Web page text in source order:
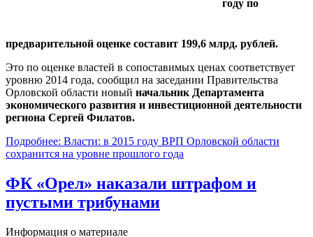
году по
предварительной оценке составит 199,6 млрд. рублей.
Это по оценке властей в сопоставимых ценах соответствует
уровню 2014 года, сообщил на заседании Правительства
Орловской области новый начальник Департамента
экономического развития и инвестиционной деятельности
региона Сергей Филатов.
Подробнее: Власти: в 2015 году ВРП Орловской области
сохранится на уровне прошлого года
ФК «Орел» наказали штрафом и
пустыми трибунами
Информация о материале